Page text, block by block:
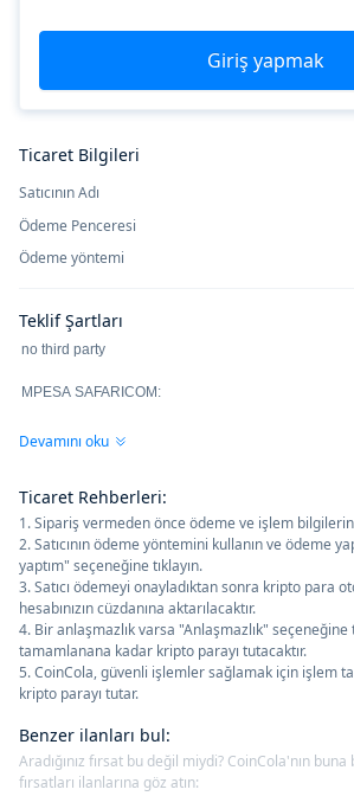
Giriş yapmak
Ticaret Bilgileri
Satıcının Adı
Ödeme Penceresi
Ödeme yöntemi
Teklif Şartları
Devamını oku
Ticaret Rehberleri:
1. Sipariş vermeden önce ödeme ve işlem
2. Satıcının ödeme yöntemini kullanın ve ödeme
yaptım" seçeneğine tıklayın.
3. Satıcı ödemeyi onayladıktan sonra kripto para
hesabınızın cüzdanına aktarılacaktır.
4. Bir anlaşmazlık varsa "Anlaşmazlık" seçeneğine
tamamlanana kadar kripto parayı tutacaktır.
5. CoinCola, güvenli işlemler sağlamak için işlem
kripto parayı tutar.
Benzer ilanları bul:
Aradığınız fırsat bu değil miydi? CoinCola'nın
fırsatları ilanlarına göz atın: